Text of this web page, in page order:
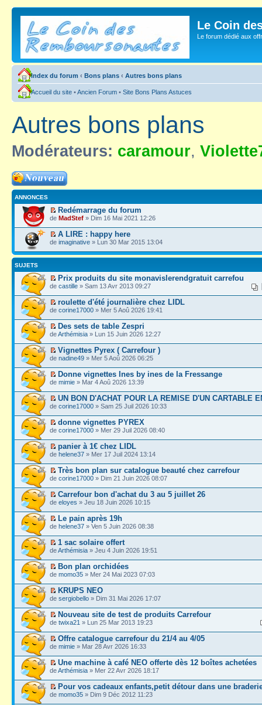
Le Coin
Le forum dédié aux
Index du forum ‹ Bons plans ‹ Autres bons plans
Accueil du site •Ancien Forum • Site Bons Plans Astuces
Autres bons plans
Modérateurs: caramour,
Ecrire un nouveau
sujet
ANNONCES
Redémarrage du forum
de MadStef » Dim 16 Mai 2021 12:26
A LIRE : happy here
de imaginative » Lun 30 Mar 2015 13:04
SUJETS
Prix produits du site monavislerendgratuit carrefou
de castille » Sam 13 Avr 2013 09:27
roulette d'été journalière chez LIDL
de corine17000 » Mer 5 Aoû 2026 19:41
Des sets de table Zespri
deArthémisia » Lun 15 Juin 2026 12:27
Vignettes Pyrex ( Carrefour )
de nadine49 » Mer 5 Aoû 2026 06:25
Donne vignettes Ines by ines de la Fressange
de mimie » Mar 4 Aoû 2026 13:39
UN BON D'ACHAT POUR LA REMISE D'UN CARTABLE
de corine17000 » Sam 25 Juil 2026 10:33
donne vignettes PYREX
de corine17000 » Mer 29 Juil 2026 08:40
panier à 1€ chez LIDL
de helene37 » Mer 17 Juil 2024 13:14
Très bon plan sur catalogue beauté chez carrefour
de corine17000 » Dim 21 Juin 2026 08:07
Carrefour bon d'achat du 3 au 5 juillet 26
de eloyes » Jeu 18 Juin 2026 10:15
Le pain après 19h
de helene37 » Ven 5 Juin 2026 08:38
1 sac solaire offert
deArthémisia » Jeu 4 Juin 2026 19:51
Bon plan orchidées
de momo35 » Mer 24 Mai 2023 07:03
KRUPS NEO
de sergiobello » Dim 31 Mai 2026 17:07
Nouveau site de test de produits Carrefour
de twixa21 » Lun 25 Mar 2013 19:23
Offre catalogue carrefour du 21/4 au 4/05
de mimie » Mar 28 Avr 2026 16:33
Une machine à café NEO offerte dès 12 boîtes achetées
deArthémisia » Mer 22 Avr 2026 18:17
Pour vos cadeaux enfants,petit détour dans une
de momo35 » Dim 9 Déc 2012 11:23